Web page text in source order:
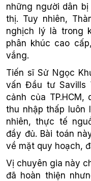
những người dân
thị. Tuy nhiên,
nghịch lý là trong
phân khúc cao
vắng.
Tiến sĩ Sử Ngọc
vấn Đầu tư Savills
cảnh của
thu nhập thấp luôn
nhiên, thực tế
đầy đủ. Bài toán
về mặt quy hoạch,
Vị chuyên gia này
đã hoàn thiện